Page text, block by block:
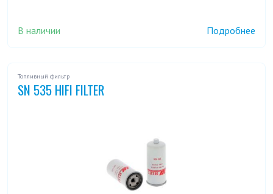
В наличии Подробнее
Топливный фильтр
SN 535 HIFI FILTER